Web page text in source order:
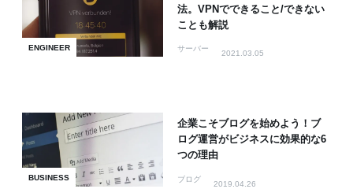
ENGINEER
法。VPNでできること/できない
ことも解説
サーバー
2021.03.05
BUSINESS
企業こそブログを始めよう！ブ
ログ運営がビジネスに効果的な6
つの理由
ブログ
2019.04.26